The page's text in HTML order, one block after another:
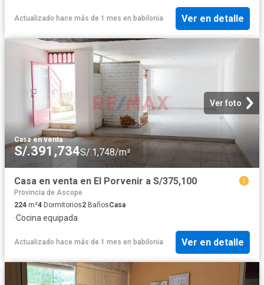
Actualizado hace más de 1 mes en babilonia Ver en detalle
Ver foto
Casa·en venta
S/.391,734S/.1,748/m²
Casa en venta en El Porvenir a S/375,100
Provincia de Ascope
224 m²4 Dormitorios2 BañosCasa
·Cocina equipada
Actualizado hace más de 1 mes en babilonia Ver en detalle